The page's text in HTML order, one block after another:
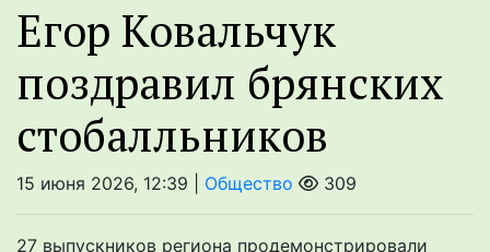
Егор Ковальчук
поздравил брянских
стобалльников
15 июня 2026, 12:39 | Общество 309
27 выпускников региона продемонстрировали